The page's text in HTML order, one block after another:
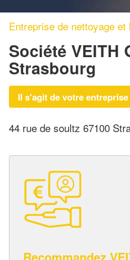
Entreprise de nettoyage et
Société VEITH
Strasbourg
Il s'agit de votre
44 rue de soultz 67100
Recommandez